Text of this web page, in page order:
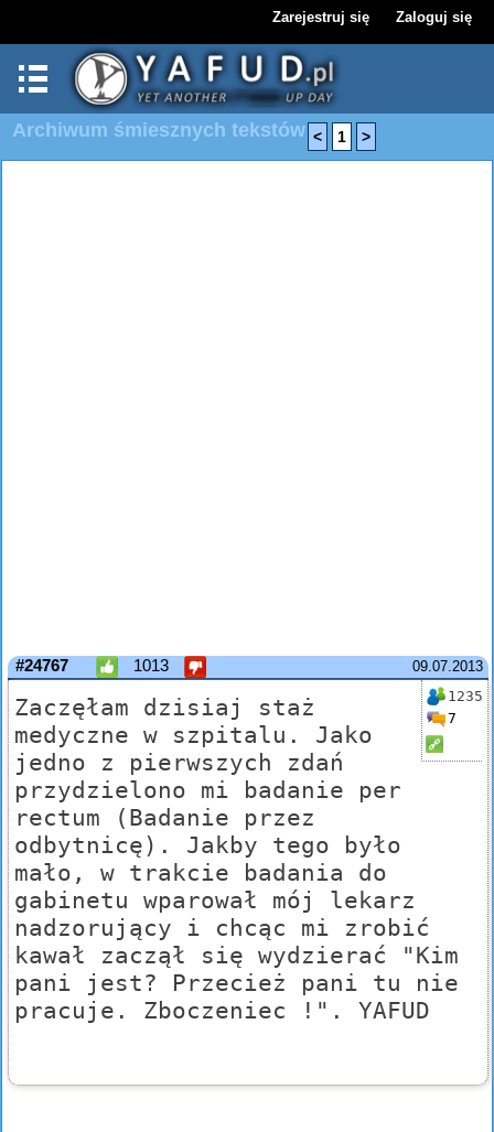
Zarejestruj się Zaloguj się
Archiwum śmiesznych tekstów < 1 >
09.07.2013
#24767 1013
1235
7
Zaczęłam dzisiaj staż
medyczne w szpitalu. Jako
jedno z pierwszych zdań
przydzielono mi badanie per
rectum (Badanie przez
odbytnicę). Jakby tego było
mało, w trakcie badania do
gabinetu wparował mój lekarz
nadzorujący i chcąc mi zrobić
kawał zaczął się wydzierać "Kim
pani jest? Przecież pani tu nie
pracuje. Zboczeniec !". YAFUD